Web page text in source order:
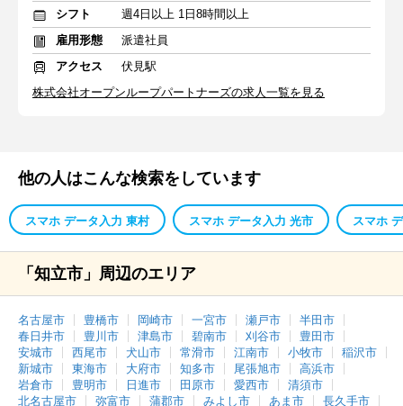
シフト
週4日以上 1日8時間以上
雇用形態
派遣社員
アクセス
伏見駅
株式会社オープンループパートナーズの求人一覧を見る
他の人はこんな検索をしています
スマホ データ入力 東村 スマホ データ入力 光市 スマホ
「知立市」周辺のエリア
名古屋市 豊橋市 岡崎市 一宮市 瀬戸市
半田市
春日井市
豊川市 津島市 碧南市 刈谷市
豊田市
安城市
西尾市 犬山市 常滑市 江南市 小牧市
稲沢市
新城市
東海市 大府市 知多市 尾張旭市
高浜市
岩倉市
豊明市 日進市 田原市 愛西市
清須市
北名古屋市
弥富市 蒲郡市 みよし市 あま市 長久手市